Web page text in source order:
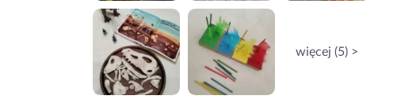
więcej (5) >